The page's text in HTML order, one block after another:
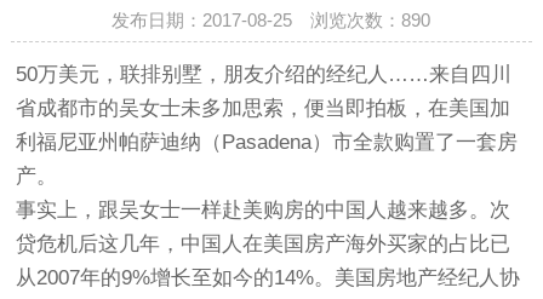
发布日期：2017-08-25 浏览次数：890
50万美元，联排别墅，朋友介绍的经纪人……来自四川
省成都市的吴女士未多加思索，便当即拍板，在美国加
利福尼亚州帕萨迪纳（Pasadena）市全款购置了一套房
产。
事实上，跟吴女士一样赴美购房的中国人越来越多。次
贷危机后这几年，中国人在美国房产海外买家的占比已
从2007年的9%增长至如今的14%。美国房地产经纪人协